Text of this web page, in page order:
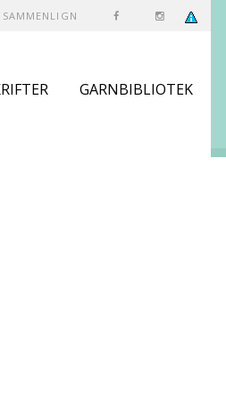
SAMMENLIGN
GARNBIBLIOTEK